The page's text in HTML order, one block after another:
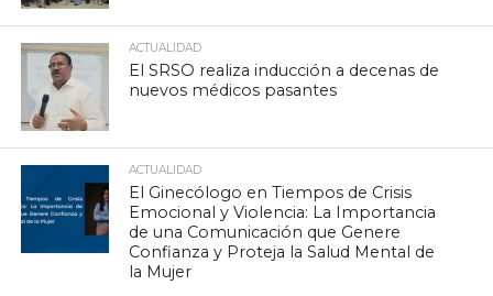
ACTUALIDAD
El SRSO realiza inducción a decenas de
nuevos médicos pasantes
ACTUALIDAD
El Ginecólogo en Tiempos de Crisis
Emocional y Violencia: La Importancia
de una Comunicación que Genere
Confianza y Proteja la Salud Mental de
la Mujer